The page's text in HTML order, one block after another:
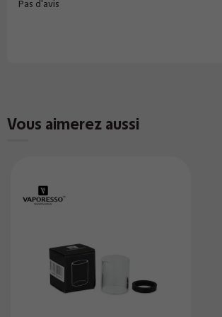
Pas d'avis
Vous aimerez aussi